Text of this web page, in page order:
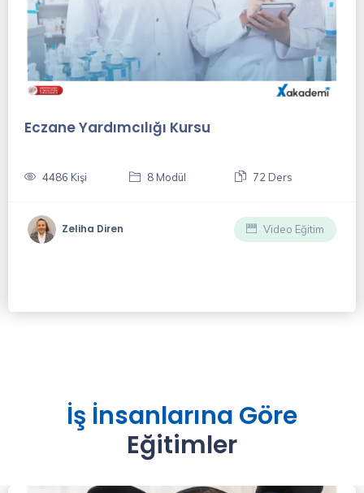
Eczane Yardımcılığı Kursu
4486 Kişi 8 Modül 72 Ders
Zeliha Diren Video Eğitim
İş İnsanlarına Göre
Eğitimler